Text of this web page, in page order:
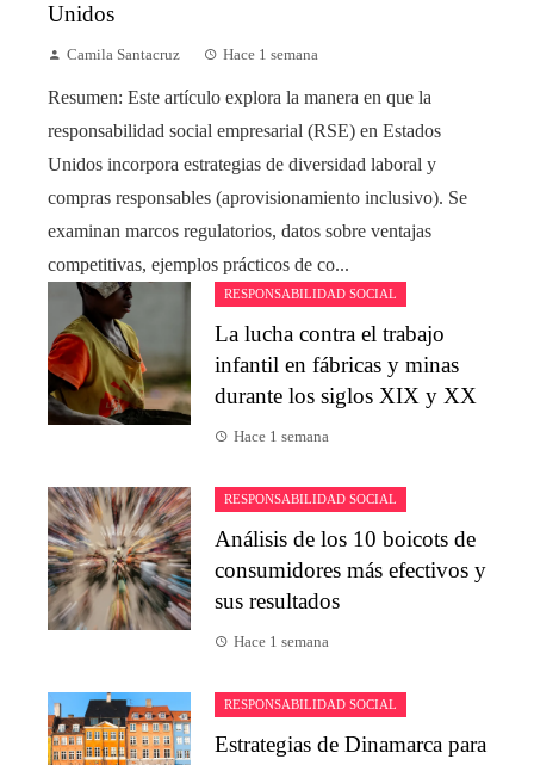
Unidos
Camila Santacruz Hace 1 semana
Resumen: Este artículo explora la manera en que la
responsabilidad social empresarial (RSE) en Estados
Unidos incorpora estrategias de diversidad laboral y
compras responsables (aprovisionamiento inclusivo). Se
examinan marcos regulatorios, datos sobre ventajas
competitivas, ejemplos prácticos de co...
RESPONSABILIDAD SOCIAL
La lucha contra el trabajo
infantil en fábricas y minas
durante los siglos XIX y XX
Hace 1 semana
RESPONSABILIDAD SOCIAL
Análisis de los 10 boicots de
consumidores más efectivos y
sus resultados
Hace 1 semana
RESPONSABILIDAD SOCIAL
Estrategias de Dinamarca para